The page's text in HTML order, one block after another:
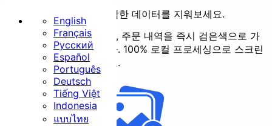
이미지에서 민감한 데이터를 지워보세요.
얼굴, 전화번호, 은행 계좌, 주문 내역을 즉시 검은색으로 가
리거나 흐리게 처리합니다. 100% 로컬 프로세싱으로 스크린
샷을 안심하고 공유하세요.
English
Français
Русский
Español
Português
Deutsch
Tiếng Việt
Indonesia
แบบไทย